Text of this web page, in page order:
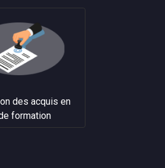
des acquis en
formation